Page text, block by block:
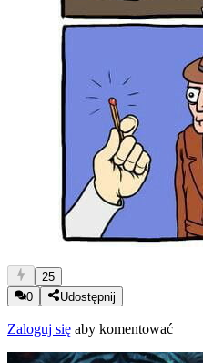
25
0
Udostępnij
Zaloguj się aby komentować